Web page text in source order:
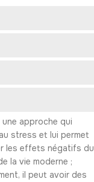
approche qui
stress et lui permet
les effets négatifs du
la vie moderne ;
il peut avoir des